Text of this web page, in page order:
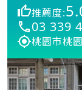
推薦度:
03 339
桃園市桃